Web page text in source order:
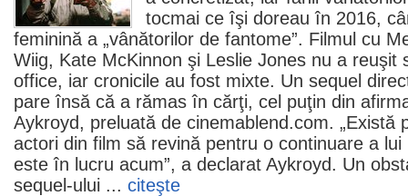
tocmai ce îşi doreau în 2016,
feminină a „vânătorilor de fantome”. Filmul cu
Wiig, Kate McKinnon şi Leslie Jones nu a reuşit
office, iar cronicile au fost mixte. Un sequel
pare însă că a rămas în cărţi, cel puţin din
Aykroyd, preluată de cinemablend.com. „Există
actori din film să revină pentru o continuare a
este în lucru acum”, a declarat Aykroyd. Un
sequel-ului ... citeşte